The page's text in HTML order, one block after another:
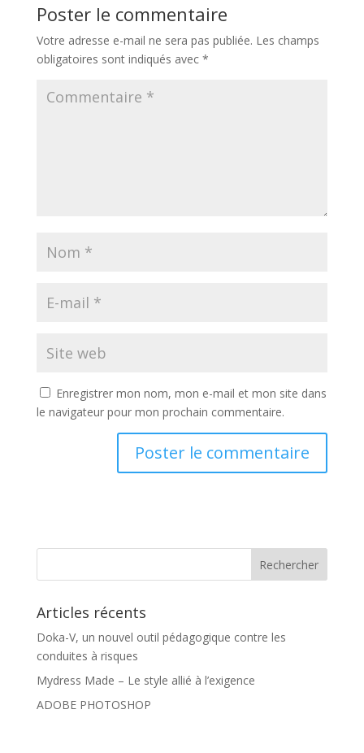
Poster le commentaire
Votre adresse e-mail ne sera pas publiée. Les champs
obligatoires sont indiqués avec *
Enregistrer mon nom, mon e-mail et mon site dans
le navigateur pour mon prochain commentaire.
Articles récents
Doka-V, un nouvel outil pédagogique contre les
conduites à risques
Mydress Made – Le style allié à l’exigence
ADOBE PHOTOSHOP